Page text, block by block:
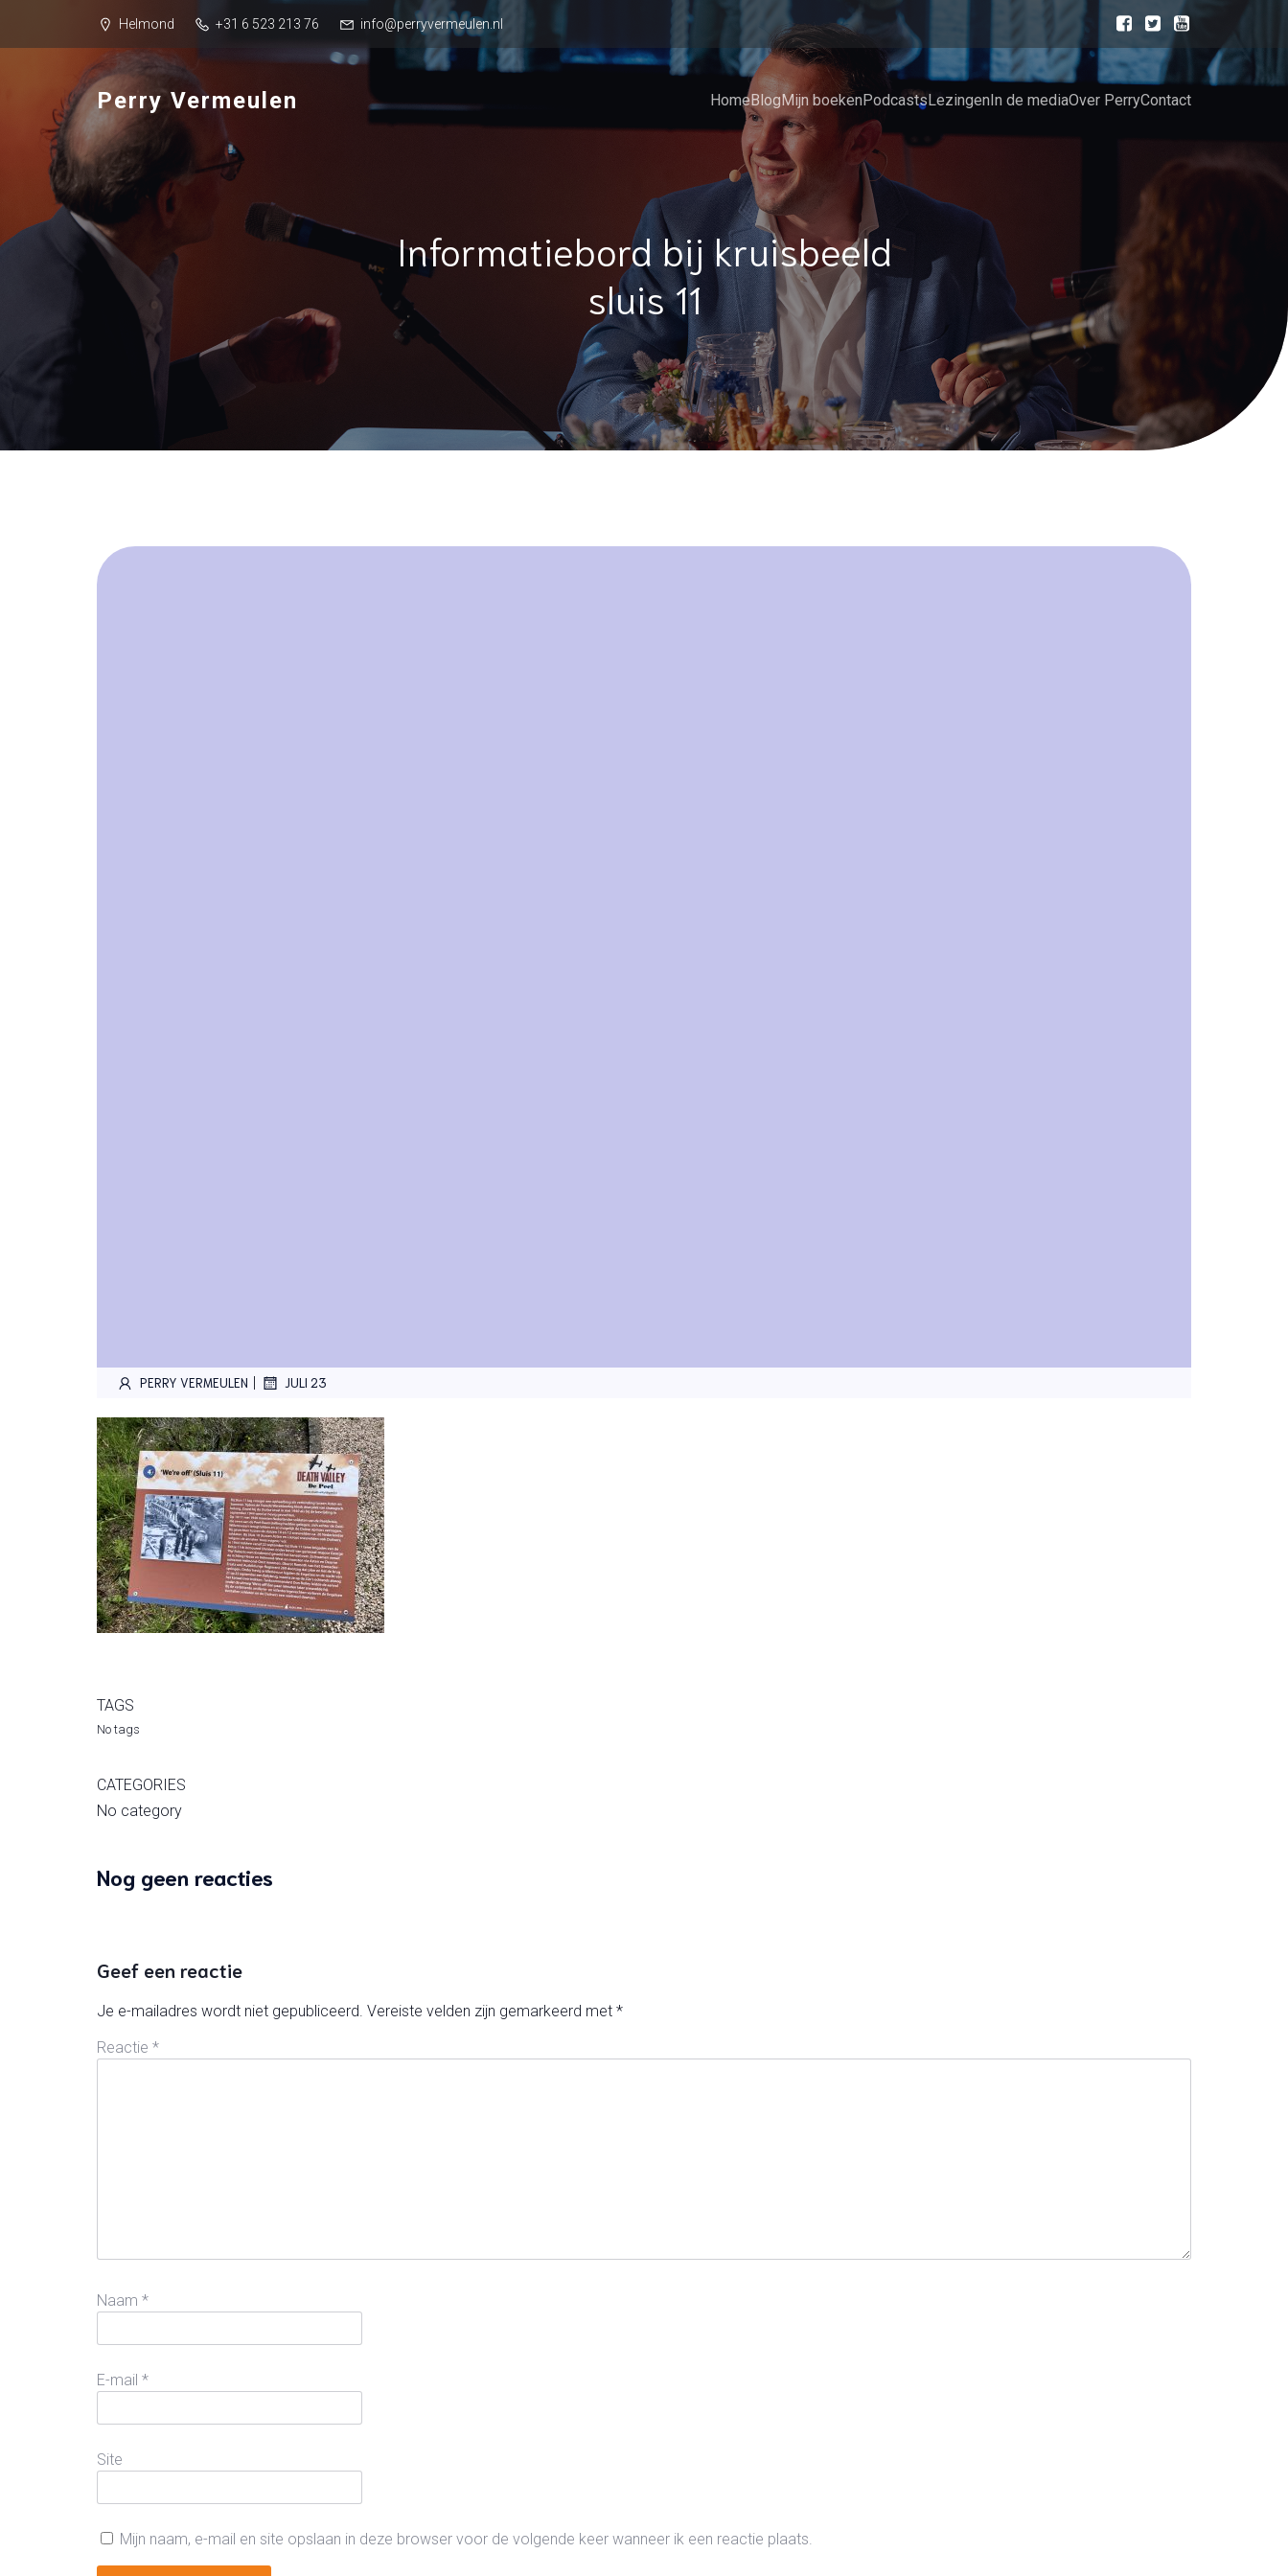
Helmond +31 6 523 213 76 info@perryvermeulen.nl
Perry Vermeulen HomeBlogMijn boekenPodcastsLezingenIn de mediaOver PerryContact
Informatiebord bij kruisbeeld
sluis 11
PERRY VERMEULEN | JULI 23
TAGS
No tags
CATEGORIES
No category
Nog geen reacties
Geef een reactie
Je e-mailadres wordt niet gepubliceerd. Vereiste velden zijn gemarkeerd met *
Reactie *
Naam *
E-mail *
Site
Mijn naam, e-mail en site opslaan in deze browser voor de volgende keer wanneer ik een reactie plaats.